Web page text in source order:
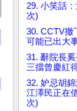
29. 小笑話
次)
30. CCTV撤
可能已出大
31. 辭院長
三擋曾慶紅
32. 妒忌胡錦
江澤民正在
次)